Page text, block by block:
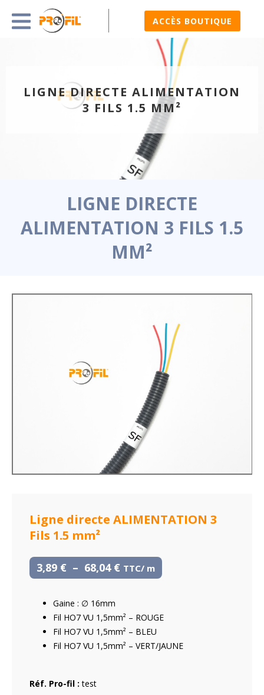
ACCÈS BOUTIQUE
LIGNE DIRECTE ALIMENTATION
3 FILS 1.5 MM²
LIGNE DIRECTE
ALIMENTATION 3 FILS 1.5
MM²
Ligne directe ALIMENTATION 3
Fils 1.5 mm²
3,89 € – 68,04 € TTC
Gaine : ∅ 16mm
Fil HO7 VU 1,5mm² – ROUGE
Fil HO7 VU 1,5mm² – BLEU
Fil HO7 VU 1,5mm² – VERT/JAUNE
Réf. Pro-fil : test